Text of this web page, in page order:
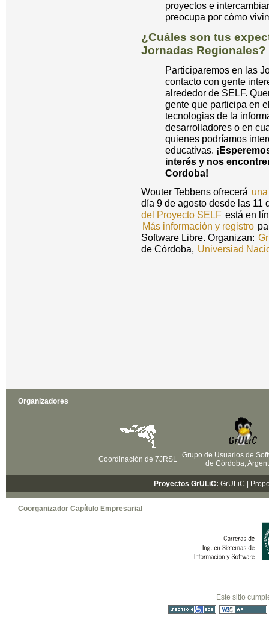
proyectos e
preocupa por cómo
¿Cuáles son tus
Jornadas Regionales?
Participaremos en las
contacto con gente
alrededor de SELF.
gente que participa en
tecnologias de la
desarrolladores o en
quienes podríamos
educativas.
interés y nos
Cordoba!
Wouter Tebbens ofrecerá
día 9 de agosto desde las 11
del Proyecto SELF está en
Más información y registro
Software Libre. Organizan:
de Córdoba, Universiad
Organizadores
Coordinación de 7JRSL
Grupo de Usuarios de
de Córdoba,
Proyectos GrULiC: GrULiC |
Coorganizador Capítulo Empresarial
Este sitio